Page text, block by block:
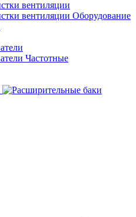
Оборудование
Частотные